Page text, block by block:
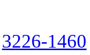
3226-1460